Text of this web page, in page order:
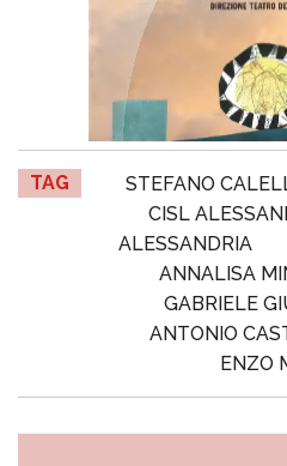
TAG STEFANO
CISL
ALESSANDRIA
ANNALISA
GABRIELE
ANTONIO
ENZO